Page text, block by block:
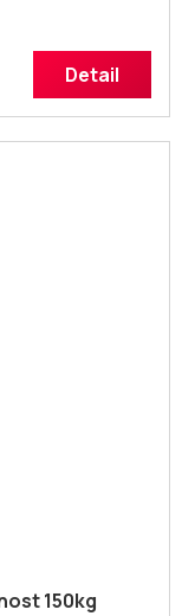
Detail
150kg